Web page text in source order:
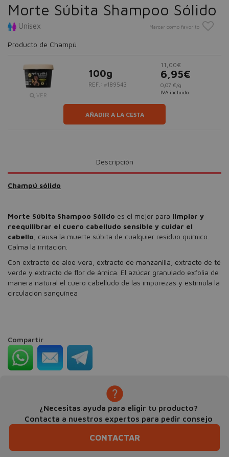
Morte Súbita Shampoo Sólido
Unisex Marcar como favorito
Producto de Champú
VER
100g
REF.: #189543
11,00€
6,95€
0,07 €/g
IVA incluido
AÑADIR A LA CESTA
Descripción
Champú sólido
Morte Súbita Shampoo Sólido es el mejor para limpiar y
reequilibrar el cuero cabelludo sensible y cuidar el
cabello , causa la muerte súbita de cualquier residuo químico.
Calma la irritación.
Con extracto de aloe vera, extracto de manzanilla, extracto de té
verde y extracto de flor de árnica. El azúcar granulado exfolia de
manera natural el cuero cabelludo de las impurezas y estimula la
circulación sanguínea
Compartir
¿Necesitas ayuda para eligir tu producto?
Contacta a nuestros expertos para pedir consejo
CONTACTAR